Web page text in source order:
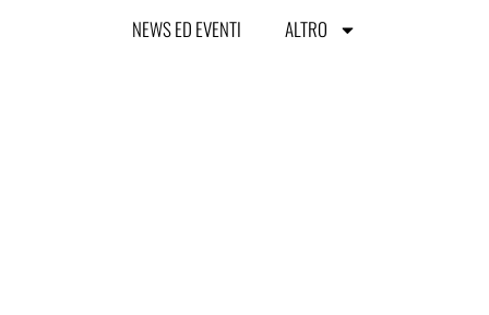
NEWS ED EVENTI
ALTRO